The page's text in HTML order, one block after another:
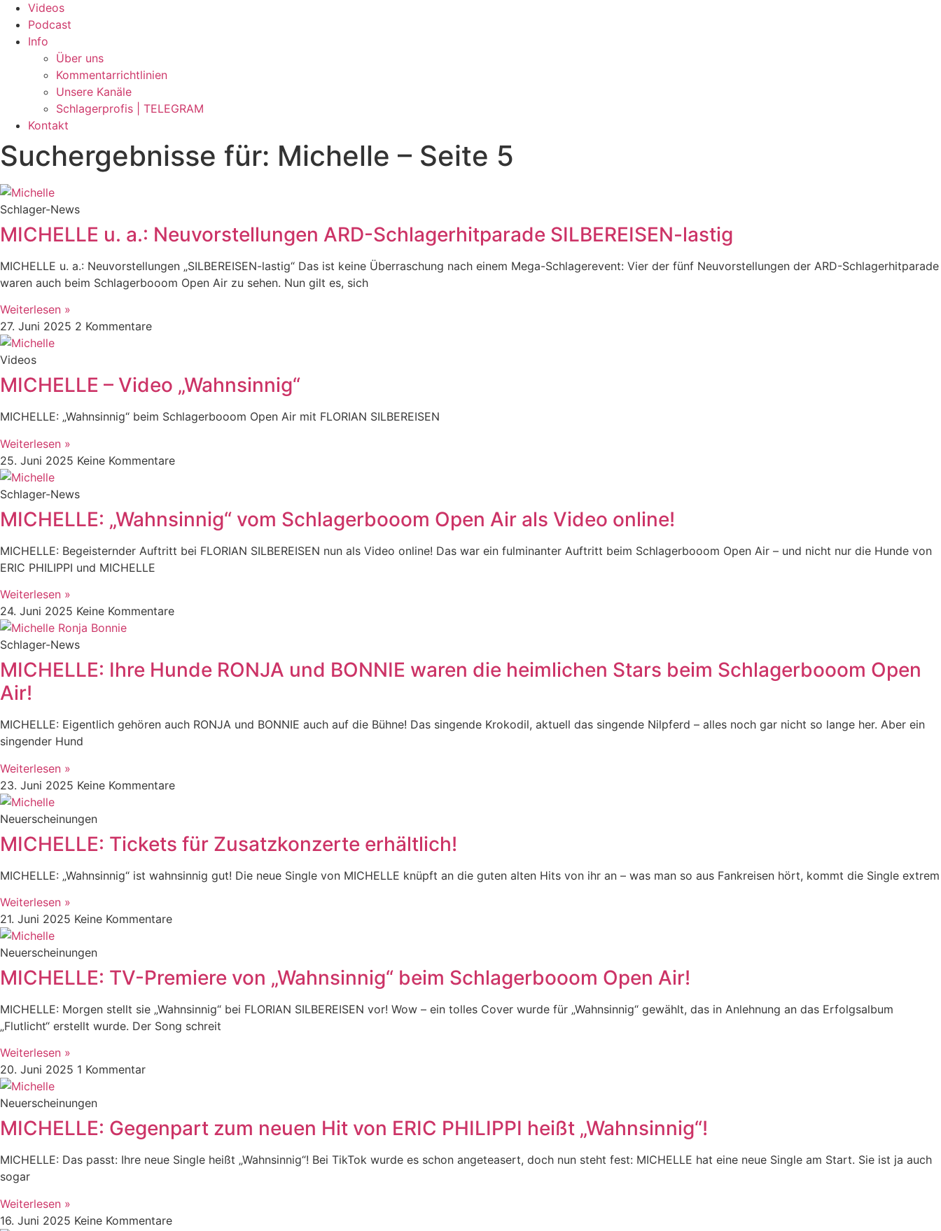
Videos
Podcast
Info
Über uns
Kommentarrichtlinien
Unsere Kanäle
Schlagerprofis | TELEGRAM
Kontakt
Suchergebnisse für: Michelle – Seite 5
Schlager-News
MICHELLE u. a.: Neuvorstellungen ARD-Schlagerhitparade SILBEREISEN-lastig
MICHELLE u. a.: Neuvorstellungen „SILBEREISEN-lastig“ Das ist keine Überraschung nach einem Mega-Schlagerevent: Vier der fünf Neuvorstellungen der ARD-Schlagerhitparade
waren auch beim Schlagerbooom Open Air zu sehen. Nun gilt es, sich
Weiterlesen »
27. Juni 2025 2 Kommentare
Videos
MICHELLE – Video „Wahnsinnig“
MICHELLE: „Wahnsinnig“ beim Schlagerbooom Open Air mit FLORIAN SILBEREISEN
Weiterlesen »
25. Juni 2025 Keine Kommentare
Schlager-News
MICHELLE: „Wahnsinnig“ vom Schlagerbooom Open Air als Video online!
MICHELLE: Begeisternder Auftritt bei FLORIAN SILBEREISEN nun als Video online! Das war ein fulminanter Auftritt beim Schlagerbooom Open Air – und nicht nur die Hunde von
ERIC PHILIPPI und MICHELLE
Weiterlesen »
24. Juni 2025 Keine Kommentare
Schlager-News
MICHELLE: Ihre Hunde RONJA und BONNIE waren die heimlichen Stars beim Schlagerbooom Open
Air!
MICHELLE: Eigentlich gehören auch RONJA und BONNIE auch auf die Bühne! Das singende Krokodil, aktuell das singende Nilpferd – alles noch gar nicht so lange her. Aber ein
singender Hund
Weiterlesen »
23. Juni 2025 Keine Kommentare
Neuerscheinungen
MICHELLE: Tickets für Zusatzkonzerte erhältlich!
MICHELLE: „Wahnsinnig“ ist wahnsinnig gut! Die neue Single von MICHELLE knüpft an die guten alten Hits von ihr an – was man so aus Fankreisen hört, kommt die Single extrem
Weiterlesen »
21. Juni 2025 Keine Kommentare
Neuerscheinungen
MICHELLE: TV-Premiere von „Wahnsinnig“ beim Schlagerbooom Open Air!
MICHELLE: Morgen stellt sie „Wahnsinnig“ bei FLORIAN SILBEREISEN vor! Wow – ein tolles Cover wurde für „Wahnsinnig“ gewählt, das in Anlehnung an das Erfolgsalbum
„Flutlicht“ erstellt wurde. Der Song schreit
Weiterlesen »
20. Juni 2025 1 Kommentar
Neuerscheinungen
MICHELLE: Gegenpart zum neuen Hit von ERIC PHILIPPI heißt „Wahnsinnig“!
MICHELLE: Das passt: Ihre neue Single heißt „Wahnsinnig“! Bei TikTok wurde es schon angeteasert, doch nun steht fest: MICHELLE hat eine neue Single am Start. Sie ist ja auch
sogar
Weiterlesen »
16. Juni 2025 Keine Kommentare